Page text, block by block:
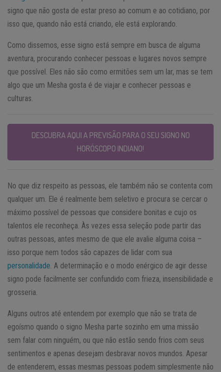
signo que não gosta de estar preso ao comum e ao cotidiano, por
isso que, quando não está criando, ele está explorando.
Como dissemos, esse signo está sempre em busca de alguma
aventura, procurando conhecer pessoas e lugares novos sempre
que possível. Eles não são como ermitões sem um lar, mas se tem
algo que um Mesha gosta é de viajar e conhecer pessoas e
culturas.
DESCUBRA AQUI A PREVISÃO PARA O SEU SIGNO NO
HORÓSCOPO INDIANO!
No que diz respeito as pessoas, ele também não se contenta com
qualquer um. Ele é realmente bem seletivo e procura se cercar o
máximo possível de pessoas que considere bonitas e cujo os
talentos ele reconheça. Às vezes essa seleção pode partir das
outras pessoas, antes mesmo de que ele avalie alguma coisa –
isso porque nem todos são capazes de lidar com sua
personalidade . A determinação e o modo enérgico de agir desse
signo pode facilmente ser confundido com frieza, insensibilidade e
grosseria.
Alguns outros até entendem por exemplo que não se trata de
egoísmo quando o signo Mesha parte sozinho em uma missão
sem falar com ninguém, ou que não estão sendo frios com seus
sentimentos e apenas desejam desbravar novos mundos. Apesar
de entenderem, essas mesmas pessoas podem simplesmente não